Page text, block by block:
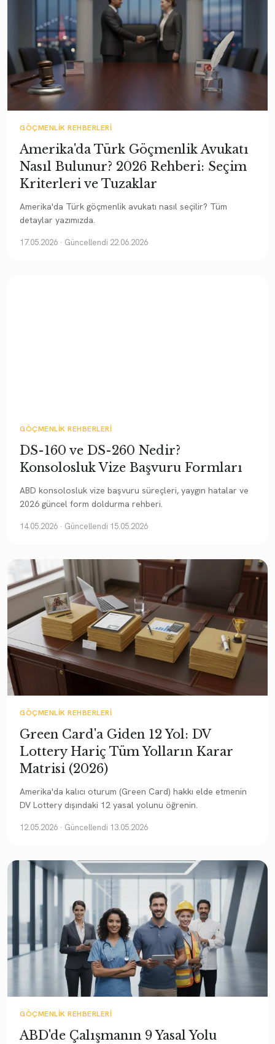
GÖÇMENLIK REHBERLERI
Amerika'da Türk Göçmenlik Avukatı
Nasıl Bulunur? 2026 Rehberi: Seçim
Kriterleri ve Tuzaklar
Amerika'da Türk göçmenlik avukatı nasıl seçilir? Tüm
detaylar yazımızda.
17.05.2026 · Güncellendi 22.06.2026
GÖÇMENLIK REHBERLERI
DS-160 ve DS-260 Nedir?
Konsolosluk Vize Başvuru Formları
ABD konsolosluk vize başvuru süreçleri, yaygın hatalar ve
2026 güncel form doldurma rehberi.
14.05.2026 · Güncellendi 15.05.2026
GÖÇMENLIK REHBERLERI
Green Card'a Giden 12 Yol: DV
Lottery Hariç Tüm Yolların Karar
Matrisi (2026)
Amerika'da kalıcı oturum (Green Card) hakkı elde etmenin
DV Lottery dışındaki 12 yasal yolunu öğrenin.
12.05.2026 · Güncellendi 13.05.2026
GÖÇMENLIK REHBERLERI
ABD'de Çalışmanın 9 Yasal Yolu